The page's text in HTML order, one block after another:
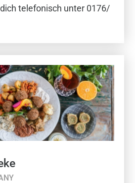
telefonisch unter 0176/